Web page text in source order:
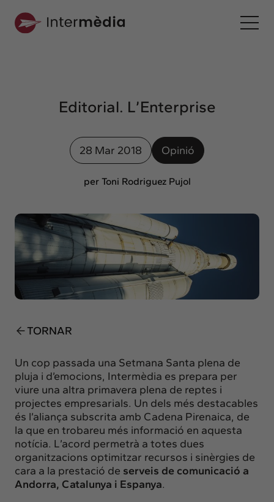
Els nostres serveis
Interacció
Confidencial
Interrelació
Clients
Insights
Actualitat
Contacte
info@intermedia.cat +34 934 157 662
Editorial. L’Enterprise
28 Mar 2018 Opinió
per Toni Rodriguez Pujol
TORNAR
Un cop passada una Setmana Santa plena de
pluja i d’emocions, Intermèdia es prepara per
viure una altra primavera plena de reptes i
projectes empresarials. Un dels més destacables
és l’aliança subscrita amb Cadena Pirenaica, de
la que en trobareu més informació en aquesta
notícia. L’acord permetrà a totes dues
organitzacions optimitzar recursos i sinèrgies de
cara a la prestació de serveis de comunicació a
Andorra, Catalunya i Espanya.